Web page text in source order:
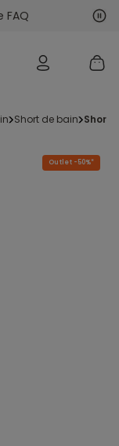
FAQ
short de bain short
Outlet -50%*